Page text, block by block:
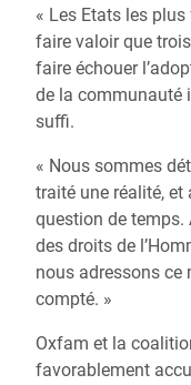
« Les Etats les
faire valoir que
faire échouer
de la communauté
suffi.
« Nous sommes
traité une réalité, et
question de
des droits de
nous adressons ce
compté. »
Oxfam et la
favorablement